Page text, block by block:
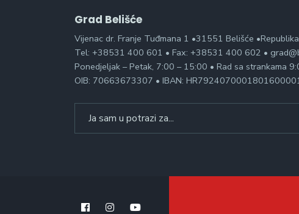
Grad Belišće
Vijenac dr. Franje Tuđmana 1 •31551 Belišće
Tel: +38531 400 601 • Fax: +38531 400 602 •
Ponedjeljak – Petak, 7:00 – 15:00 • Rad sa strankama
OIB: 70663673307 • IBAN: